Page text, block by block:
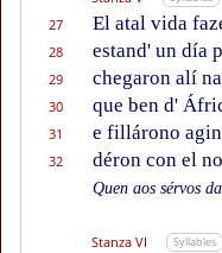
27 El atal vida
28 estand' un día
29 chegaron alí
30 que ben d'
31 e fillárono
32 déron con el
Quen aos sérvos
Stanza VI Syllables